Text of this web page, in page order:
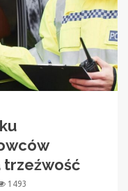
1493